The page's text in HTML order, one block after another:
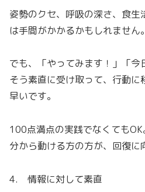
姿勢のクセ、呼吸の深さ、食
は手間がかかるかもしれません。
でも、「やってみます！」「今
そう素直に受け取って、行動
早いです。
100点満点の実践でなくても
分から動ける方の方が、回復に
4. 情報に対して素直